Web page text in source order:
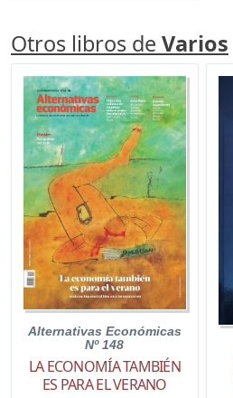
Otros libros de Varios
Alternativas Económicas
Nº 148
LA ECONOMÍA TAMBIÉN
ES PARA EL VERANO